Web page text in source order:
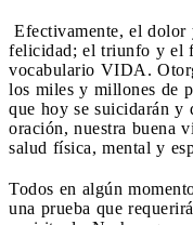
Efectivamente, el
felicidad; el triunfo y el
vocabulario VIDA.
los miles y millones de
que hoy se suicidarán y
oración, nuestra buena
salud física, mental y
Todos en algún
una prueba que